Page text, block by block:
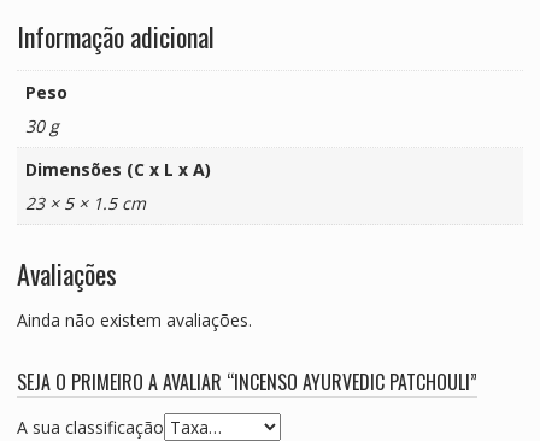
Informação adicional
Peso
30 g
Dimensões (C x L x A)
23 × 5 × 1.5 cm
Avaliações
Ainda não existem avaliações.
SEJA O PRIMEIRO A AVALIAR “INCENSO AYURVEDIC PATCHOULI”
A sua classificação